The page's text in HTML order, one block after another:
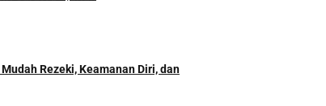
Rezeki, Keamanan Diri, dan